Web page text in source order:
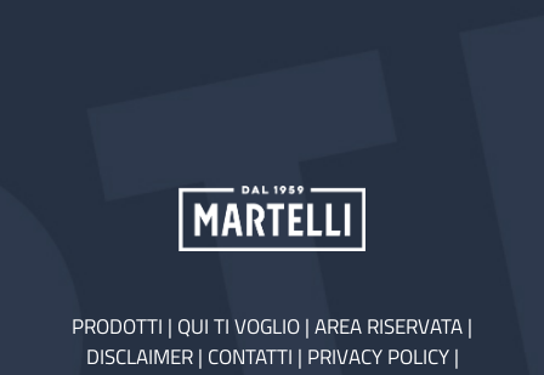
PRODOTTI | QUI TI VOGLIO|AREA RISERVATA|
DISCLAIMER| CONTATTI | PRIVACY POLICY|